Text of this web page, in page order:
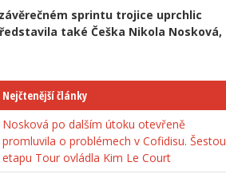
sprintu trojice uprchlic
také Češka Nikola Nosková,
Nejčtenější články
Nosková po dalším útoku otevřeně
promluvila o problémech v Cofidisu. Šestou
etapu Tour ovládla Kim Le Court